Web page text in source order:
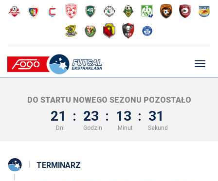
DO STARTU NOWEGO SEZONU POZOSTAŁO
21 : 23 : 13 : 30
Dni Godzin Minut Sekund
TERMINARZ